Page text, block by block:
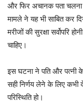
और फिर अचानक पता चलना
मामले ने यह भी साबित कर
मरीजों की सुरक्षा सर्वोपरि
चाहिए।
इस घटना ने पति और पत्नी के
सही निर्णय लेने के लिए कभी
परिस्थिति हो।